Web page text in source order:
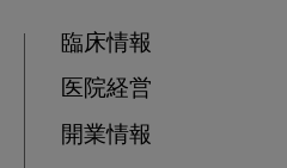
臨床情報
医院経営
開業情報